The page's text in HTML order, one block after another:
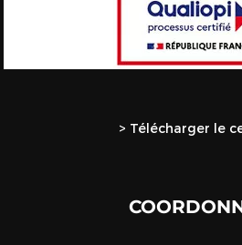
> Télécharger le